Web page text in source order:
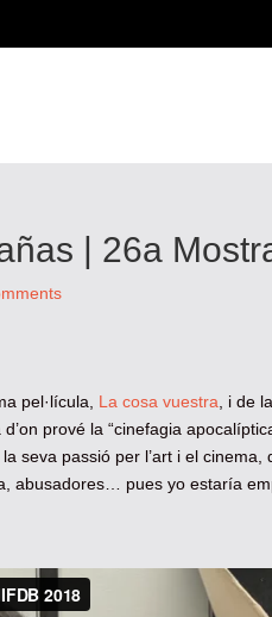
| 26a
pel·lícula, La cosa vuestra, i de
prové la “cinefagia
seva passió per l’art i el
abusadores… pues yo estaría